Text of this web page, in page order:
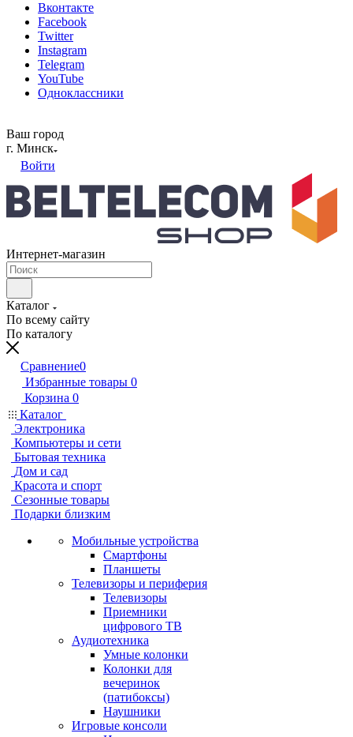
Вконтакте
Facebook
Twitter
Instagram
Telegram
YouTube
Одноклассники
Ваш город
г. Минск
Войти
Интернет-магазин
Каталог
По всему сайту
По каталогу
Сравнение0
Избранные товары 0
Корзина 0
Каталог
Электроника
Компьютеры и сети
Бытовая техника
Дом и сад
Красота и спорт
Сезонные товары
Подарки близким
Мобильные устройства
Смартфоны
Планшеты
Телевизоры и периферия
Телевизоры
Приемники
цифрового ТВ
Аудиотехника
Умные колонки
Колонки для
вечеринок
(патибоксы)
Наушники
Игровые консоли